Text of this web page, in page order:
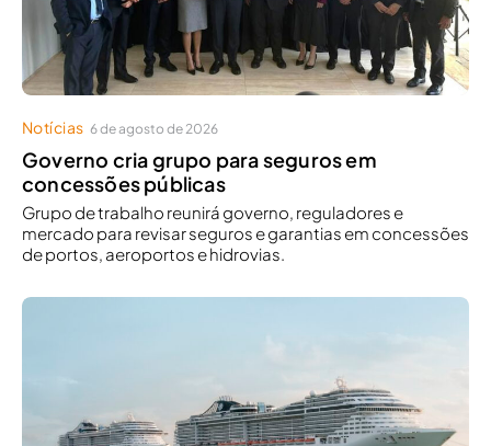
Notícias 6 de agosto de 2026
Governo cria grupo para seguros em
concessões públicas
Grupo de trabalho reunirá governo, reguladores e
mercado para revisar seguros e garantias em concessões
de portos, aeroportos e hidrovias.